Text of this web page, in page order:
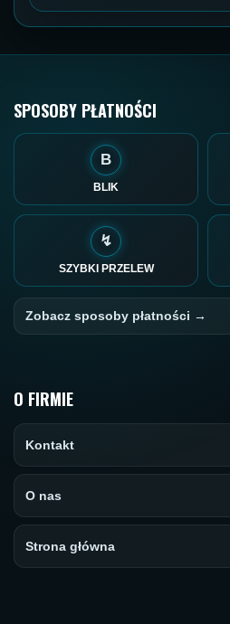
SPOSOBY PŁATNOŚCI
B
BLIK
↯
SZYBKI PRZELEW
Zobacz sposoby płatności →
O FIRMIE
Kontakt
O nas
Strona główna